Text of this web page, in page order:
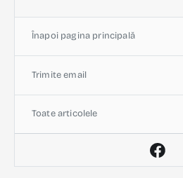
Înapoi pagina principală
Trimite email
Toate articolele